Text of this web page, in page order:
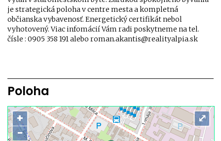
je strategická poloha v centre mesta a kompletná
občianska vybavenosť. Energetický certifikát nebol
vyhotovený. Viac infomácií Vám radi poskytneme na tel.
čísle : 0905 358 191 alebo roman.akantis@realityalpia.sk
Poloha
+
−
⤢